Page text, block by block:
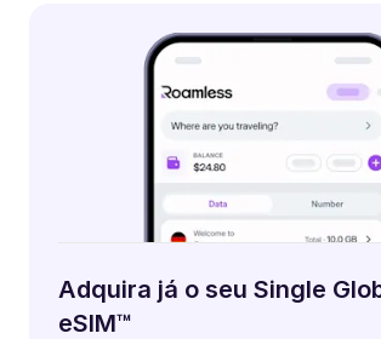
Adquira já o seu Single
eSIM™